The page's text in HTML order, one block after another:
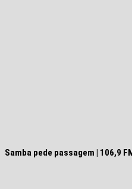
Samba pede passagem | 106,9